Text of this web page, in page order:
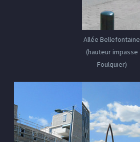
Allée Bellefontaine
(hauteur impasse
Foulquier)